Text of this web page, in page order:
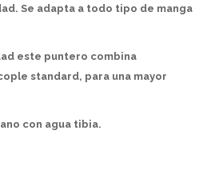
Se adapta a todo tipo de manga
este puntero combina
standard, para una mayor
con agua tibia.